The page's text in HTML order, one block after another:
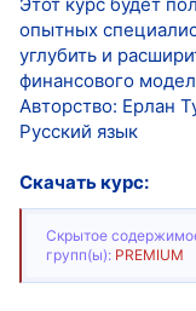
опытных
углубить и
финансового
Авторство: Ерлан
Русский язык
Скачать курс:
Скрытое
групп(ы): PREMIUM